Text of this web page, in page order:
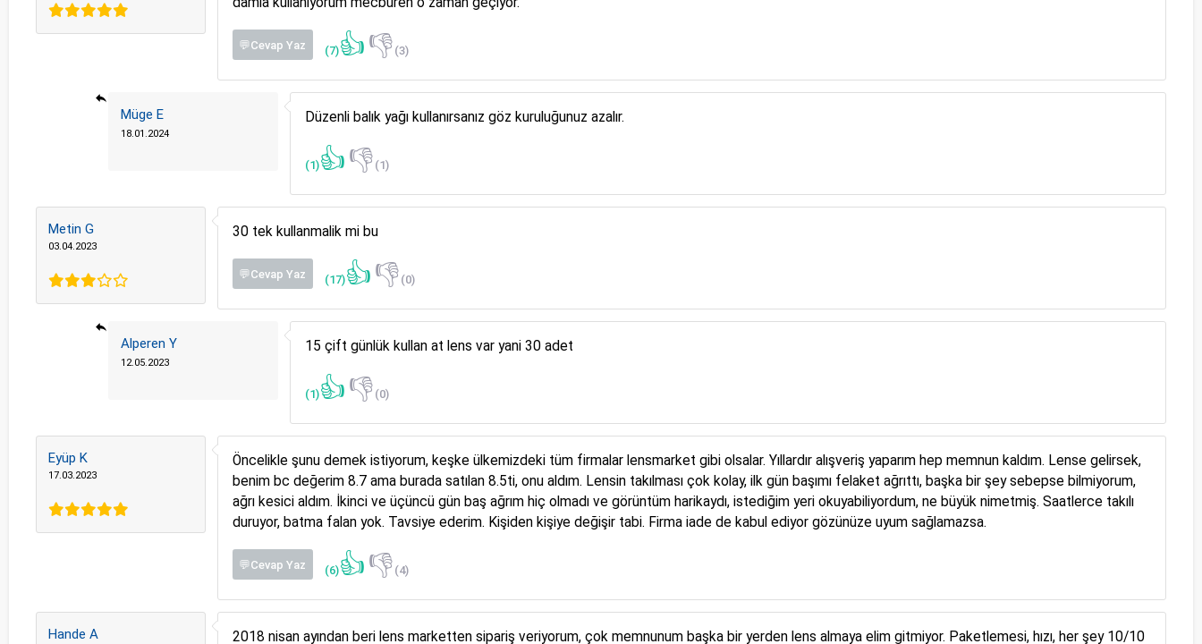
💬Cevap Yaz (7)👍👎 (3)
Müge E
18.01.2024
Düzenli balık yağı kullanırsanız göz kuruluğunuz azalır.
(1)👍👎 (1)
Metin G
03.04.2023
30 tek kullanmalik mi bu
💬Cevap Yaz (17)👍👎 (0)
Alperen Y
12.05.2023
15 çift günlük kullan at lens var yani 30 adet
(1)👍👎 (0)
Eyüp K
17.03.2023
Öncelikle şunu demek istiyorum, keşke ülkemizdeki tüm firmalar lensmarket gibi olsalar. Yıllardır alışveriş yaparım hep memnun kaldım. Lense gelirsek,
benim bc değerim 8.7 ama burada satılan 8.5ti, onu aldım. Lensin takılması çok kolay, ilk gün başımı felaket ağrıttı, başka bir şey sebepse bilmiyorum,
ağrı kesici aldım. İkinci ve üçüncü gün baş ağrım hiç olmadı ve görüntüm harikaydı, istediğim yeri okuyabiliyordum, ne büyük nimetmiş. Saatlerce takılı
duruyor, batma falan yok. Tavsiye ederim. Kişiden kişiye değişir tabi. Firma iade de kabul ediyor gözünüze uyum sağlamazsa.
💬Cevap Yaz (6)👍👎 (4)
Hande A 2018 nisan ayından beri lens marketten sipariş veriyorum, çok memnunum başka bir yerden lens almaya elim gitmiyor. Paketlemesi, hızı, her şey 10/10